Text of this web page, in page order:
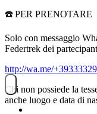
☎️ PER PRENOTARE
Solo con messaggio
Federtrek dei
http://wa.me/
Chi non possiede la
anche luogo e data di